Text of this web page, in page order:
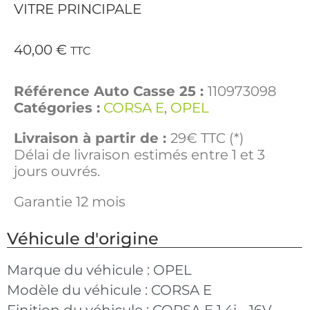
VITRE PRINCIPALE
40,00 € TTC
Référence Auto Casse 25 : 110973098
Catégories : CORSA E, OPEL
Livraison à partir de : 29€ TTC (*)
Délai de livraison estimés entre 1 et 3
jours ouvrés.
Garantie 12 mois
Véhicule d'origine
Marque du véhicule : OPEL
Modèle du véhicule : CORSA E